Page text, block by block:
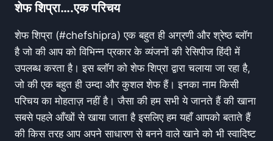
शेफ शिप्रा….एक परिचय
शेफ शिप्रा (#chefshipra) एक बहुत ही अग्रणी और श्रेष्ठ ब्लॉग
है जो की आप को विभिन्न प्रकार के व्यंजनों की रेसिपीज हिंदी में
उपलब्ध करता है। इस ब्लॉग को शेफ शिप्रा द्वारा चलाया जा रहा है,
जो की एक बहुत ही उम्दा और कुशल शेफ हैं। इनका नाम किसी
परिचय का मोहताज़ नहीं है। जैसा की हम सभी ये जानते हैं की खाना
सबसे पहले आँखों से खाया जाता है इसलिए हम यहाँ आपको बताते हैं
की किस तरह आप अपने साधारण से बनने वाले खाने को भी स्वादिष्ट